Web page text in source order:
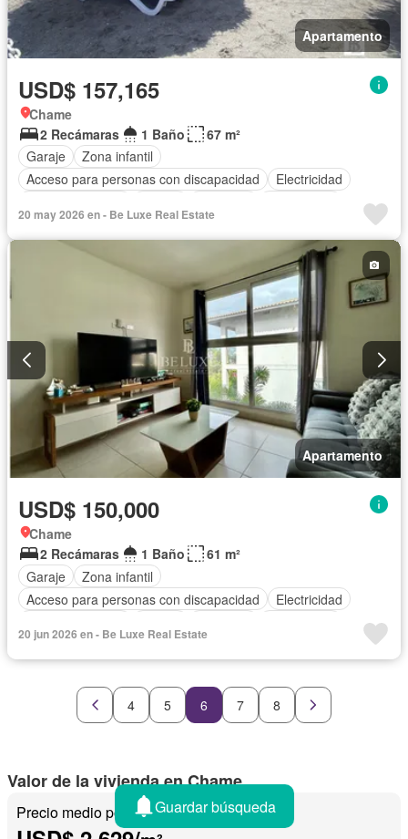
Apartamento
USD$ 157,165
Chame
2 Recámaras
1 Baño
67 m²
Garaje
Zona infantil
Acceso para personas con discapacidad
Electricidad
Vista panorámica
Seguridad
20 may 2026 en - Be Luxe Real Estate
Apartamento
USD$ 150,000
Chame
2 Recámaras
1 Baño
61 m²
Garaje
Zona infantil
Acceso para personas con discapacidad
Electricidad
Vista panorámica
Seguridad
20 jun 2026 en - Be Luxe Real Estate
4 5 6 7 8
Valor de la vivienda en Chame
Precio medio por m² Guardar búsqueda